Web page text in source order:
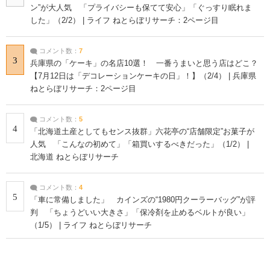
ン”が大人気 「プライバシーも保てて安心」「ぐっすり眠れま
した」（2/2） | ライフ ねとらぼリサーチ：2ページ目
3
コメント数： 7
兵庫県の「ケーキ」の名店10選！ 一番うまいと思う店はどこ？
【7月12日は「デコレーションケーキの日」！】（2/4） | 兵庫県
ねとらぼリサーチ：2ページ目
4
コメント数： 5
「北海道土産としてもセンス抜群」六花亭の“店舗限定”お菓子が
人気 「こんなの初めて」「箱買いするべきだった」（1/2） |
北海道 ねとらぼリサーチ
5
コメント数： 4
「車に常備しました」 カインズの“1980円クーラーバッグ”が評
判 「ちょうどいい大きさ」「保冷剤を止めるベルトが良い」
（1/5） | ライフ ねとらぼリサーチ